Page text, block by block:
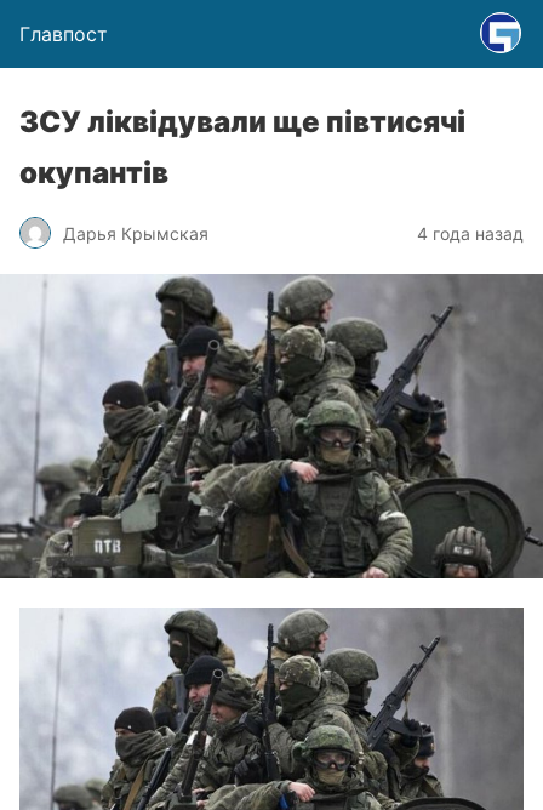
Главпост
ЗСУ ліквідували ще півтисячі
окупантів
Дарья Крымская 4 года назад